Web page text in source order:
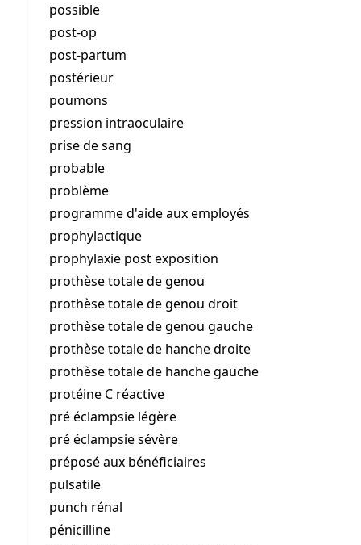
possible
post-op
post-partum
postérieur
poumons
pression intraoculaire
prise de sang
probable
problème
programme d'aide aux employés
prophylactique
prophylaxie post exposition
prothèse totale de genou
prothèse totale de genou droit
prothèse totale de genou gauche
prothèse totale de hanche droite
prothèse totale de hanche gauche
protéine C réactive
pré éclampsie légère
pré éclampsie sévère
préposé aux bénéficiaires
pulsatile
punch rénal
pénicilline